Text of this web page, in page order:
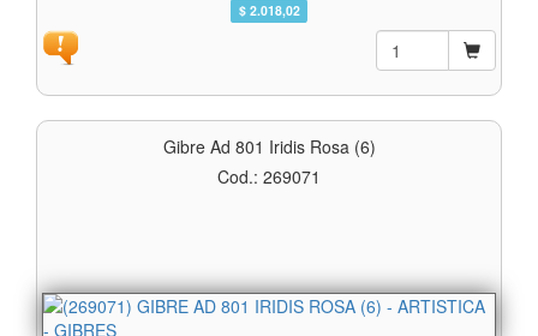
$ 2.018,02
Gibre Ad 801 Iridis Rosa (6)
Cod.: 269071